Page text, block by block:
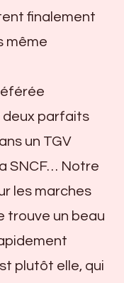
finalement
même
deux parfaits
un TGV
SNCF… Notre
les marches
trouve un beau
plutôt elle, qui